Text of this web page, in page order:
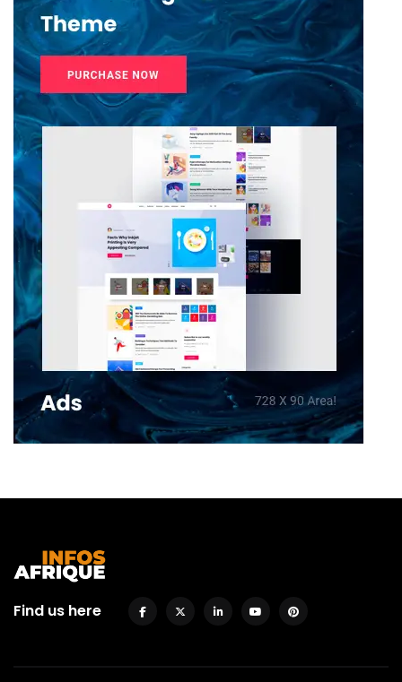
Find us here